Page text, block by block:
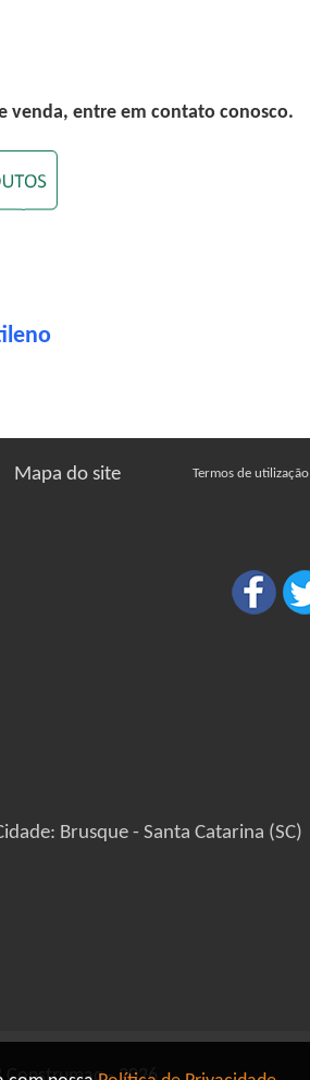
venda, entre em contato conosco.
Mapa do site Termos de utilização
Brusque - Santa Catarina (SC)